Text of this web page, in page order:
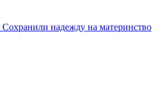
Сохранили надежду на материнство